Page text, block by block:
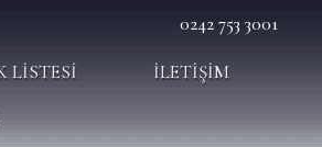
0242 753 3001
LISTESI İLETIŞIM